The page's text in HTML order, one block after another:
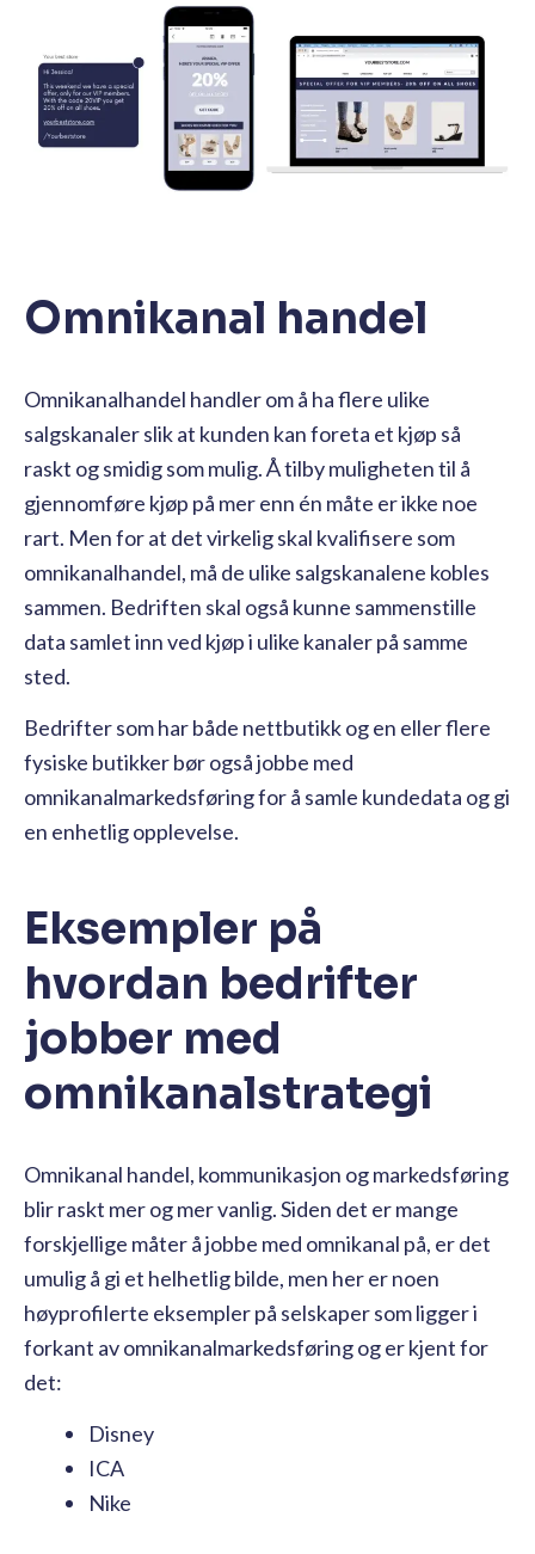
Omnikanal handel
Omnikanalhandel handler om å ha flere ulike
salgskanaler slik at kunden kan foreta et kjøp så
raskt og smidig som mulig. Å tilby muligheten til å
gjennomføre kjøp på mer enn én måte er ikke noe
rart. Men for at det virkelig skal kvalifisere som
omnikanalhandel, må de ulike salgskanalene kobles
sammen. Bedriften skal også kunne sammenstille
data samlet inn ved kjøp i ulike kanaler på samme
sted.
Bedrifter som har både nettbutikk og en eller flere
fysiske butikker bør også jobbe med
omnikanalmarkedsføring for å samle kundedata og gi
en enhetlig opplevelse.
Eksempler på
hvordan bedrifter
jobber med
omnikanalstrategi
Omnikanal handel, kommunikasjon og markedsføring
blir raskt mer og mer vanlig. Siden det er mange
forskjellige måter å jobbe med omnikanal på, er det
umulig å gi et helhetlig bilde, men her er noen
høyprofilerte eksempler på selskaper som ligger i
forkant av omnikanalmarkedsføring og er kjent for
det:
Disney
ICA
Nike